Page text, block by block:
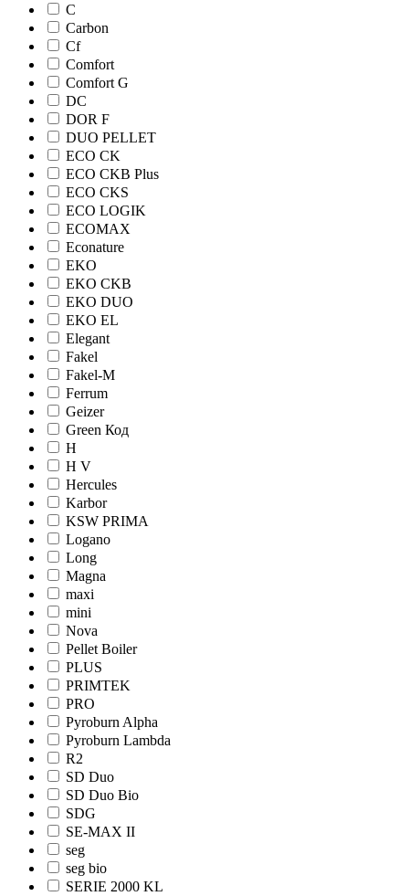
C
Carbon
Cf
Comfort
Comfort G
DC
DOR F
DUO PELLET
ECO CK
ECO CKB Plus
ECO CKS
ECO LOGIK
ECOMAX
Econature
EKO
EKO CKB
EKO DUO
EKO EL
Elegant
Fakel
Fakel-M
Ferrum
Geizer
Green Код
H
H V
Hercules
Karbor
KSW PRIMA
Logano
Long
Magna
maxi
mini
Nova
Pellet Boiler
PLUS
PRIMTEK
PRO
Pyroburn Alpha
Pyroburn Lambda
R2
SD Duo
SD Duo Bio
SDG
SE-MAX II
seg
seg bio
SERIE 2000 KL